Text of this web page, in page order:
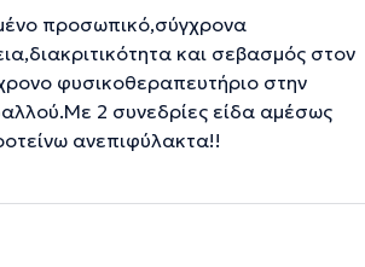
προσωπικό,σύγχρονα
και σεβασμός στον
φυσικοθεραπευτήριο στην
2 συνεδρίες είδα αμέσως
ανεπιφύλακτα!!